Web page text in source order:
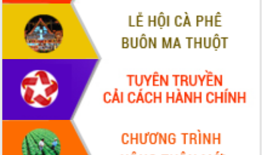
Đoàn đại biểu Quốc hội tỉnh Đắk Lắk
trao đổi thông tin trước Kỳ họp thứ
nhất, Quốc hội khóa XVI
Quyết liệt cải cách hành chính, khơi
thông nguồn lực phát triển
Nâng cao hiệu lực, hiệu quả HĐND
tỉnh thông qua hiện đại hóa hành chính
Xã Ea Phê gắn cải cách hành chính với
chuyển đổi số
Phó Chủ tịch Thường trực UBND tỉnh
Hồ Thị Nguyên Thảo làm việc tại Trung
tâm Phục vụ hành chính công xã Ea